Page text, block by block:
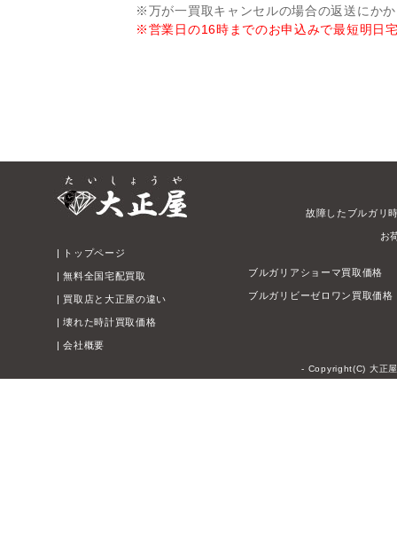
※万が一買取キャンセルの場合の返送にか
※営業日の16時までのお申込みで最短明日
| トップページ
|無料全国宅配買取
| 買取店と大正屋の違い
|壊れた時計買取価格
|会社概要
故障したブルガリ
お
ブルガリアショーマ買取価格
ブルガリビーゼロワン買取価格
- Copyright(C) 大正